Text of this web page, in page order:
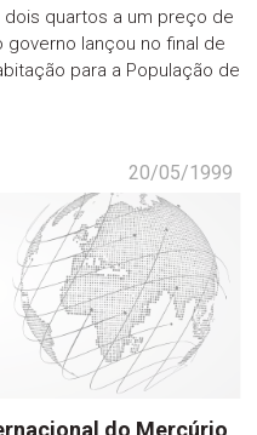
quartos a um preço de
governo lançou no final de
para a População de
20/05/1999
do Mercúrio